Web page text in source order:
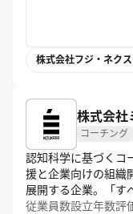
株式会社フジ・ネク
株式会社
コーチング
認知科学に基づくコ
援と企業向けの組織
展開する企業。「す
もと、独自理論を体
従業員数設立年数評